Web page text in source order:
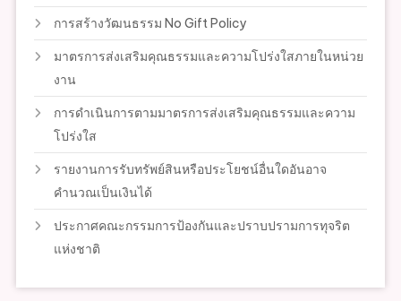
การสร้างวัฒนธรรม No Gift Policy
มาตรการส่งเสริมคุณธรรมและความโปร่งใสภายในหน่วย
งาน
การดำเนินการตามมาตรการส่งเสริมคุณธรรมและความ
โปร่งใส
รายงานการรับทรัพย์สินหรือประโยชน์อื่นใดอันอาจ
คำนวณเป็นเงินได้
ประกาศคณะกรรมการป้องกันและปราบปรามการทุจริต
แห่งชาติ